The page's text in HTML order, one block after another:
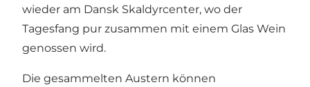
wieder am Dansk Skaldyrcenter, wo der
Tagesfang pur zusammen mit einem Glas Wein
genossen wird.
Die gesammelten Austern können